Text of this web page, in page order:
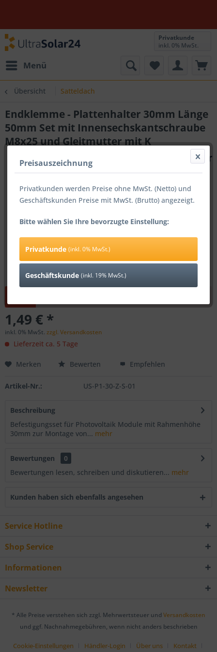
Menü
Privatkunde
inkl. 0% MwSt.
Übersicht Satteldach
Endklemme - Plattenhalter 30mm Länge
50mm Set mit Innensechskantschraube
M8x25 und Gleitmutter mit K
1,49 € *
inkl. 0% MwSt. zzgl. Versandkosten
Lieferzeit ca. 5 Tage
Merken Bewerten Empfehlen
Artikel-Nr.: US-P1-30-Z-S-01
Beschreibung
Befestigungsset für Photovoltaik Module mit Rahmenhöhe
30mm zur Montage von... mehr
Bewertungen
0
Bewertungen lesen, schreiben und diskutieren... mehr
Kunden haben sich ebenfalls angesehen
Service Hotline
Shop Service
Informationen
Newsletter
* Alle Preise verstehen sich zzgl. Mehrwertsteuer und Versandkosten
und ggf. Nachnahmegebühren, wenn nicht anders beschrieben
Cookie-Einstellungen Händler-Login Über uns Kontakt
Preisauszeichnung
Privatkunden werden Preise ohne MwSt. (Netto) und
Geschäftskunden Preise mit MwSt. (Brutto) angezeigt.
Bitte wählen Sie Ihre bevorzugte Einstellung:
Privatkunde (inkl. 0% MwSt.)
Geschäftskunde (inkl. 19% MwSt.)